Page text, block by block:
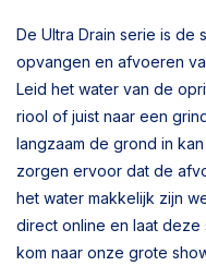
De Ultra Drain serie is de
opvangen en afvoeren
Leid het water van de
riool of juist naar een
langzaam de grond in
zorgen ervoor dat de
het water makkelijk zijn
direct online en laat
kom naar onze grote